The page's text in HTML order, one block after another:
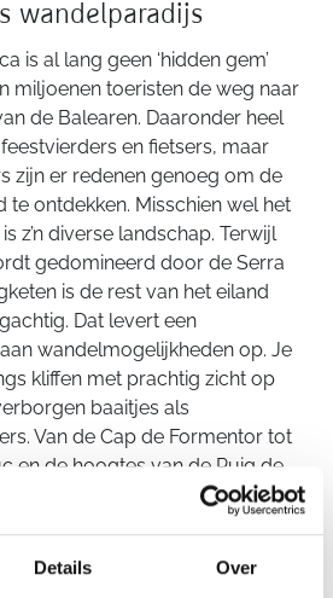
Details Over
wandelparadijs
is al lang geen ‘hidden gem’
miljoenen toeristen de weg naar
de Balearen. Daaronder heel
en fietsers, maar
zijn er redenen genoeg om de
te ontdekken. Misschien wel het
z’n diverse landschap. Terwijl
gedomineerd door de Serra
is de rest van het eiland
Dat levert een
wandelmogelijkheden op. Je
kliffen met prachtig zicht op
baaitjes als
Van de Cap de Formentor tot
en de hoogtes van de Puig de
iedere wandelaar wat wils op
na je wandeling kan uiteraard
met wandel.be? Ontdek